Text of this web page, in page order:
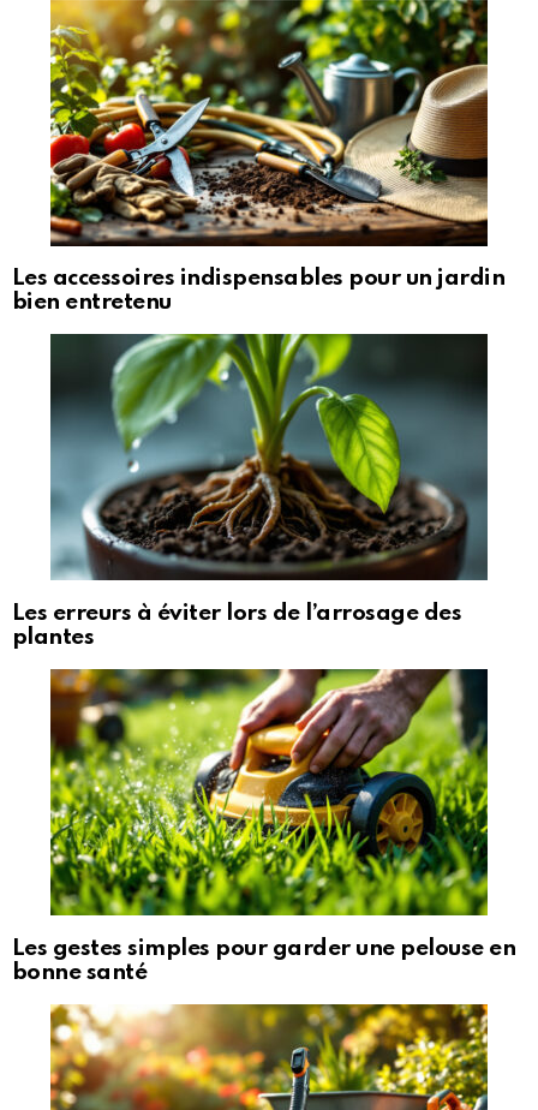
Les accessoires indispensables pour un jardin
bien entretenu
Les erreurs à éviter lors de l’arrosage des
plantes
Les gestes simples pour garder une pelouse en
bonne santé